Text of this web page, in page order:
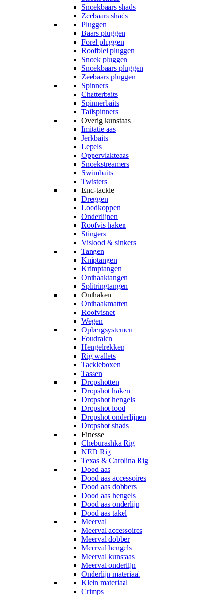
Snoekbaars shads
Zeebaars shads
Pluggen
Baars pluggen
Forel pluggen
Roofblei pluggen
Snoek pluggen
Snoekbaars pluggen
Zeebaars pluggen
Spinners
Chatterbaits
Spinnerbaits
Tailspinners
Overig kunstaas
Imitatie aas
Jerkbaits
Lepels
Oppervlakteaas
Snoekstreamers
Swimbaits
Twisters
End-tackle
Dreggen
Loodkoppen
Onderlijnen
Roofvis haken
Stingers
Vislood & sinkers
Tangen
Kniptangen
Krimptangen
Onthaaktangen
Splitringtangen
Onthaken
Onthaakmatten
Roofvisnet
Wegen
Opbergsystemen
Foudralen
Hengelrekken
Rig wallets
Tackleboxen
Tassen
Dropshotten
Dropshot haken
Dropshot hengels
Dropshot lood
Dropshot onderlijnen
Dropshot shads
Finesse
Cheburashka Rig
NED Rig
Texas & Carolina Rig
Dood aas
Dood aas accessoires
Dood aas dobbers
Dood aas hengels
Dood aas onderlijn
Dood aas takel
Meerval
Meerval accessoires
Meerval dobber
Meerval hengels
Meerval kunstaas
Meerval onderlijn
Onderlijn materiaal
Klein materiaal
Crimps